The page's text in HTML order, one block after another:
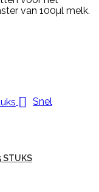
van 100µl melk.

Snel
STUKS